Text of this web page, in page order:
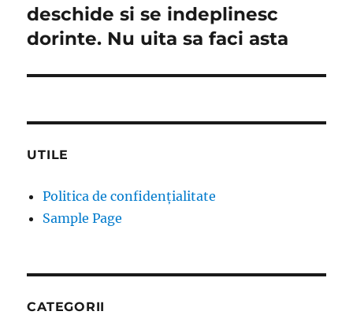
post:
deschide si se indeplinesc
dorinte. Nu uita sa faci asta
UTILE
Politica de confidențialitate
Sample Page
CATEGORII